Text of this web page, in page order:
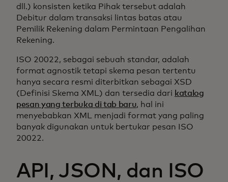
dll.) konsisten ketika Pihak tersebut adalah
Debitur dalam transaksi lintas batas atau
Pemilik Rekening dalam Permintaan Pengalihan
Rekening.
ISO 20022, sebagai sebuah standar, adalah
format agnostik tetapi skema pesan tertentu
hanya secara resmi diterbitkan sebagai XSD
(Definisi Skema XML) dan tersedia dari katalog
pesan yang terbuka di tab baru, hal ini
menyebabkan XML menjadi format yang paling
banyak digunakan untuk bertukar pesan ISO
20022.
API, JSON, dan ISO